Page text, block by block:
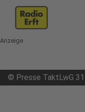
Anzeige
© Presse TaktLwG